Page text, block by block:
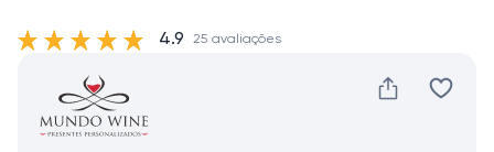
4.9 25 avaliações